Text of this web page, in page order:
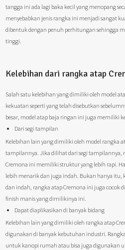
tangga ini ada lagi baka kecil yang menopang
menyebabkan jenis rangka ini menjadi sangat
dibentuk dengan penuh perhitungan sehingga
tinggi.
Kelebihan dari rangka atap
Salah satu kelebihan yang dimiliki oleh model
kekuatan seperti yang telah disebutkan
besar, model atap baja ringan ini juga memiliki
Dari segi tampilan
Kelebihan lain yang dimiliki oleh model rangka
tampilannya. Jika dilihat dari segi tampilannya,
Cremona ini memiliki struktur yang lebih rapi.
lebih menarik dan juga indah. Bukan hanya
dan indah, rangka atap Cremona ini juga cocok
finish manis yang dimilikinya ini.
Dapat diaplikasikan di banyak bidang
Kelebihan lain yang dimiliki oleh rangka atap
digunakan di banyak kebutuhan industri.
untuk kanopi rumah atau bisa juga digunakan